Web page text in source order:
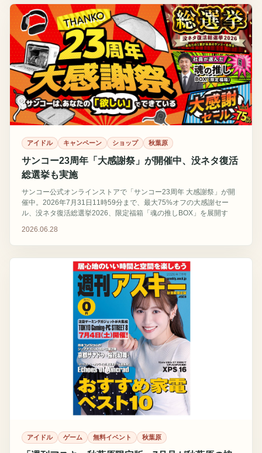
アイドル キャンペーン ショップ 秋葉原
サンコー23周年「大感謝祭」が開催中、没ネタ復活
総選挙も実施
サンコー公式オンラインストアで「サンコー23周年 大感謝祭」が開
催中。2026年7月31日11時59分まで、最大75%オフの大感謝セー
ル、没ネタ復活総選挙2026、限定福箱「魂の推しBOX」を展開す
2026.06.28
アイドル ゲーム 無料イベント 秋葉原